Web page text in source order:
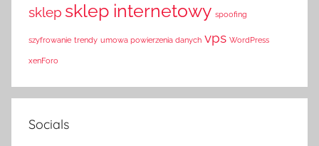
sklep sklep internetowy spoofing
szyfrowanie trendy umowa powierzenia danych vps WordPress
xenForo
Socials